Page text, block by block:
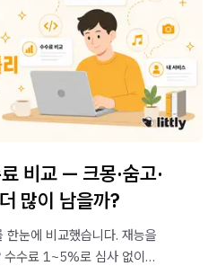
비교 — 크몽·숨고·
많이 남을까?
한눈에 비교했습니다. 재능을
수수료 1~5%로 심사 없이